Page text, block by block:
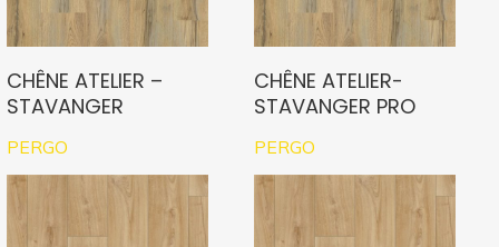
CHÊNE ATELIER –
STAVANGER
PERGO
CHÊNE ATELIER-
STAVANGER PRO
PERGO